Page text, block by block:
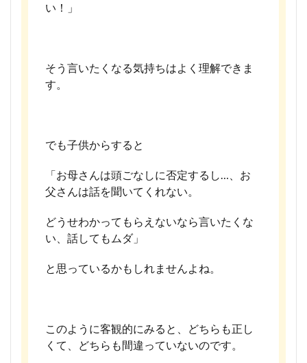
い！」
そう言いたくなる気持ちはよく理解できま
す。
でも子供からすると
「お母さんは頭ごなしに否定するし…、お
父さんは話を聞いてくれない。
どうせわかってもらえないなら言いたくな
い、話してもムダ」
と思っているかもしれませんよね。
このように客観的にみると、どちらも正し
くて、どちらも間違っていないのです。